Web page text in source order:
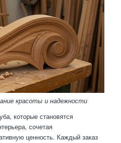
красоты и надежности
которые становятся
сочетая
ценность. Каждый заказ